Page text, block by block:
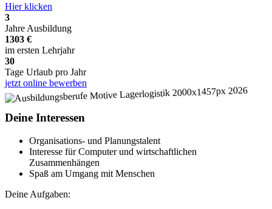
Hier klicken
3
Jahre Ausbildung
1303 €
im ersten Lehrjahr
30
Tage Urlaub pro Jahr
jetzt online bewerben
Deine Interessen
Organisations- und Planungstalent
Interesse für Computer und wirtschaftlichen
Zusammenhängen
Spaß am Umgang mit Menschen
Deine Aufgaben: